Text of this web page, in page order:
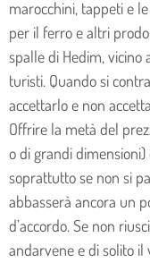
marocchini, tappeti e
per il ferro e altri
spalle di Hedim, vicino
turisti. Quando si
accettarlo e non
Offrire la metà del
o di grandi
soprattutto se non si
abbasserà ancora un
d’accordo. Se non
andarvene e di solito